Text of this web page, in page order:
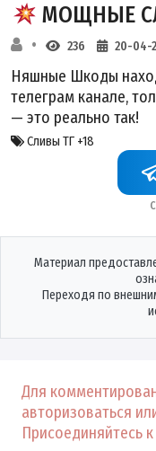
МОЩНЫЕ
236 20-04-
Няшные Шкоды
телеграм канале,
— это реально так!
Сливы ТГ +18
Материал
Переходя по
Для
авторизоваться
Присоединяйтесь